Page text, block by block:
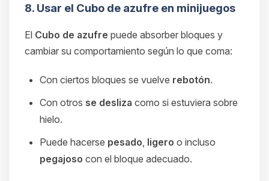
8. Usar el Cubo de azufre en minijuegos
El Cubo de azufre puede absorber bloques y
cambiar su comportamiento según lo que coma:
Con ciertos bloques se vuelve rebotón.
Con otros se desliza como si estuviera sobre
hielo.
Puede hacerse pesado ligero o incluso
pegajoso con el bloque adecuado.